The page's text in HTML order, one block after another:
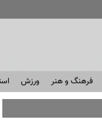
فرهنگ و هنر ورزش